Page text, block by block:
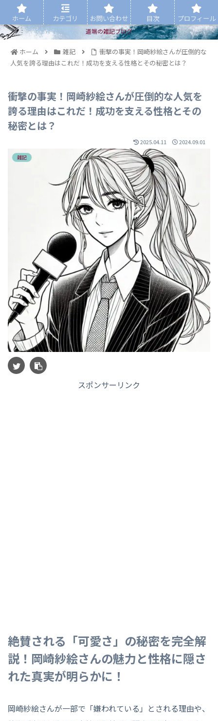
道端の雑記ブログ
ホーム 雑記
衝撃の事実！岡崎紗絵さんが圧倒的な
人気を誇る理由はこれだ！成功を支える性格とその秘密とは？
衝撃の事実！岡崎紗絵さんが圧倒的な人気を
誇る理由はこれだ！成功を支える性格とその
秘密とは？
2025.04.11 2024.09.01
雑記
スポンサーリンク
絶賛される「可愛さ」の秘密を完全解
説！岡崎紗絵さんの魅力と性格に隠さ
れた真実が明らかに！
岡崎紗絵さんが一部で「嫌われている」とされる理由や、
ホーム カテゴリ お問い合わせ 目次 プロフィール